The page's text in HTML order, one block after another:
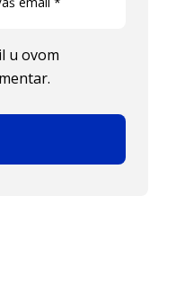
u ovom